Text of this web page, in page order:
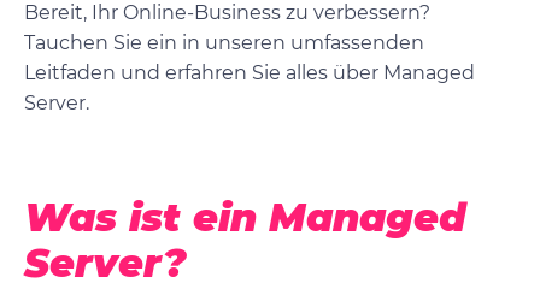
Bereit, Ihr Online-Business zu verbessern?
Tauchen Sie ein in unseren umfassenden
Leitfaden und erfahren Sie alles über Managed
Server.
Was ist ein Managed
Server?